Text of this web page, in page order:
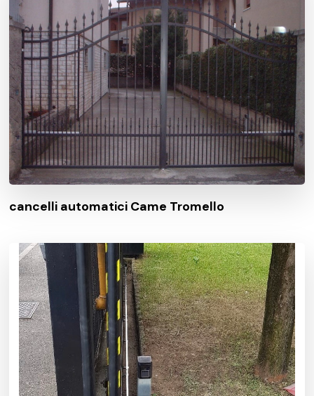
cancelli automatici Came Tromello